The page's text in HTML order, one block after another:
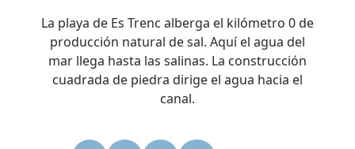
La playa de Es Trenc alberga el kilómetro 0 de
producción natural de sal. Aquí el agua del
mar llega hasta las salinas. La construcción
cuadrada de piedra dirige el agua hacia el
canal.